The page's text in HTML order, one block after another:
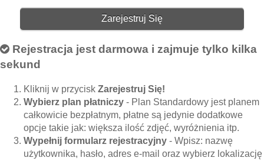
Zarejestruj Się
Rejestracja jest darmowa i zajmuje tylko kilka
sekund
Kliknij w przycisk Zarejestruj Się!
Wybierz plan płatniczy - Plan Standardowy jest planem
całkowicie bezpłatnym, płatne są jedynie dodatkowe
opcje takie jak: większa ilość zdjęć, wyróżnienia itp.
Wypełnij formularz rejestracyjny - Wpisz: nazwę
użytkownika, hasło, adres e-mail oraz wybierz lokalizację